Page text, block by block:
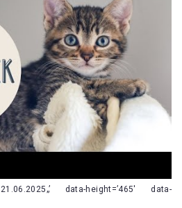
data-height=’465′ data-